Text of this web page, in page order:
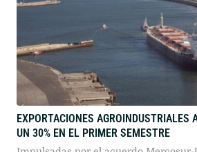
EXPORTACIONES AGROINDUSTRIALES
UN 30% EN EL PRIMER SEMESTRE